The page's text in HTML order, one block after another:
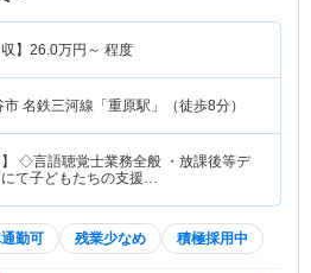
】 26.0万円～ 程度
市 名鉄三河線「重原駅」（徒歩8分）
】 ◇言語聴覚士業務全般 ・放課後等デ
て子どもたちの支援…
勤可 残業少なめ 積極採用中